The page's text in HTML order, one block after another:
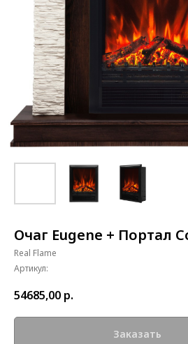
Очаг Eugene + Портал
Real Flame
Артикул:
54685,00 р.
Заказать